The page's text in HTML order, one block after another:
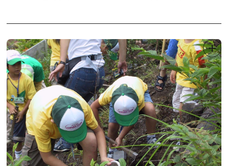
人形で再現されています。鉱石から銅になるまでの過程などが展示
されている銅資料館と、足字銭の鋳造過程が展示されている鋳銭座
も併設されており、日本の近代化を支えた足尾銅山の歴史や役割を
学ぶことができます。
【足尾銅山の坑内mapはこちら】